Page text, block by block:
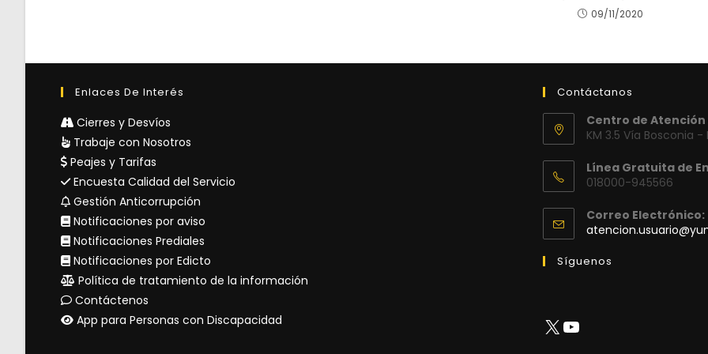
09/11/2020
Enlaces De Interés
Cierres y Desvíos
Trabaje con Nosotros
Peajes y Tarifas
Encuesta Calidad del Servicio
Gestión Anticorrupción
Notificaciones por aviso
Notificaciones Prediales
Notificaciones por Edicto
Política de tratamiento de la información
Contáctenos
App para Personas con Discapacidad
Contáctanos
Centro de Atención
KM 3.5 Vía Bosconia -
Línea Gratuita de
018000-945566
Correo Electrónico:
Síguenos
X YouTube